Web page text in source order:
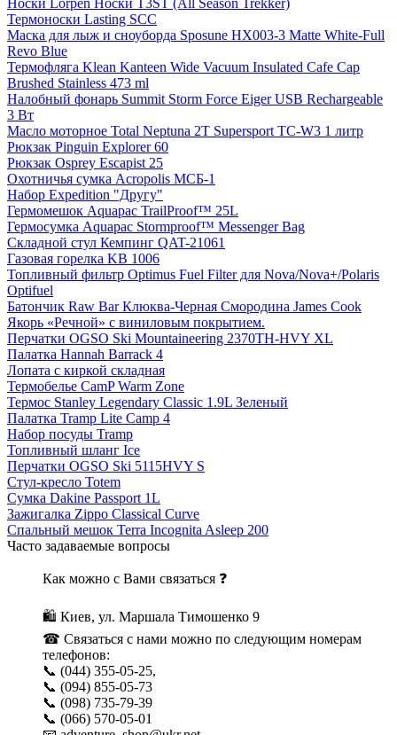
Носки Lorpen Носки T3ST (All Season Trekker)
Термоноски Lasting SCС
Маска для лыж и сноуборда Sposune HX003-3 Matte White-Full
Revo Blue
Термофляга Klean Kanteen Wide Vacuum Insulated Cafe Cap
Brushed Stainless 473 ml
Налобный фонарь Summit Storm Force Eiger USB Rechargeable
3 Вт
Масло моторное Total Neptuna 2T Supersport TC-W3 1 литр
Рюкзак Pinguin Explorer 60
Рюкзак Osprey Escapist 25
Охотничья сумка Acropolis МСБ-1
Набор Expedition "Другу"
Гермомешок Aquapac TrailProof™ 25L
Гермосумка Aquapac Stormproof™ Messenger Bag
Складной стул Кемпинг QAT-21061
Газовая горелка KB 1006
Топливный фильтр Optimus Fuel Filter для Nova/Nova+/Polaris
Optifuel
Батончик Raw Bar Клюква-Черная Смородина James Cook
Якорь «Речной» с виниловым покрытием.
Перчатки OGSO Ski Mountaineering 2370TH-HVY XL
Палатка Hannah Barrack 4
Лопата с киркой складная
Термобелье CamP Warm Zone
Термос Stanley Legendary Classic 1.9L Зеленый
Палатка Tramp Lite Camp 4
Набор посуды Tramp
Топливный шланг Ice
Перчатки OGSO Ski 5115HVY S
Стул-кресло Totem
Сумка Dakine Passport 1L
Зажигалка Zippo Classical Curve
Спальный мешок Terra Incognita Asleep 200
Часто задаваемые вопросы
Как можно с Вами связаться ❓
🛍 Киев, ул. Маршала Тимошенко 9
☎ Связаться с нами можно по следующим номерам
телефонов:
📞 (044) 355-05-25,
📞 (094) 855-05-73
📞 (098) 735-79-39
📞 (066) 570-05-01